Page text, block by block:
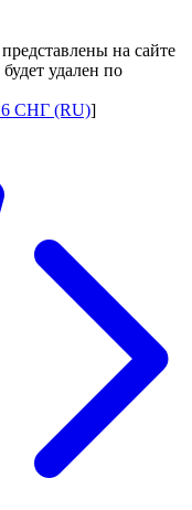
на сайте
удален по
СНГ (RU)]